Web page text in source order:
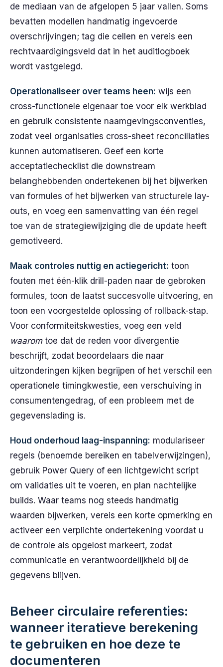
de mediaan van de afgelopen 5 jaar vallen. Soms
bevatten modellen handmatig ingevoerde
overschrijvingen; tag die cellen en vereis een
rechtvaardigingsveld dat in het auditlogboek
wordt vastgelegd.
Operationaliseer over teams heen: wijs een
cross-functionele eigenaar toe voor elk werkblad
en gebruik consistente naamgevingsconventies,
zodat veel organisaties cross-sheet reconciliaties
kunnen automatiseren. Geef een korte
acceptatiechecklist die downstream
belanghebbenden ondertekenen bij het bijwerken
van formules of het bijwerken van structurele lay-
outs, en voeg een samenvatting van één regel
toe van de strategiewijziging die de update heeft
gemotiveerd.
Maak controles nuttig en actiegericht: toon
fouten met één-klik drill-paden naar de gebroken
formules, toon de laatst succesvolle uitvoering, en
toon een voorgestelde oplossing of rollback-stap.
Voor conformiteitskwesties, voeg een veld
waaromtoe dat de reden voor divergentie
beschrijft, zodat beoordelaars die naar
uitzonderingen kijken begrijpen of het verschil een
operationele timingkwestie, een verschuiving in
consumentengedrag, of een probleem met de
gegevenslading is.
Houd onderhoud laag-inspanning: modulariseer
regels (benoemde bereiken en tabelverwijzingen),
gebruik Power Query of een lichtgewicht script
om validaties uit te voeren, en plan nachtelijke
builds. Waar teams nog steeds handmatig
waarden bijwerken, vereis een korte opmerking en
activeer een verplichte ondertekening voordat u
de controle als opgelost markeert, zodat
communicatie en verantwoordelijkheid bij de
gegevens blijven.
Beheer circulaire referenties:
wanneer iteratieve berekening
te gebruiken en hoe deze te
documenteren